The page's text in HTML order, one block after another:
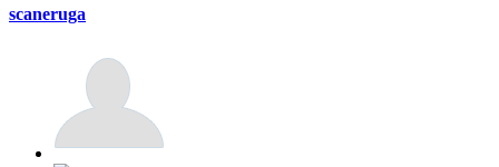
scaneruga